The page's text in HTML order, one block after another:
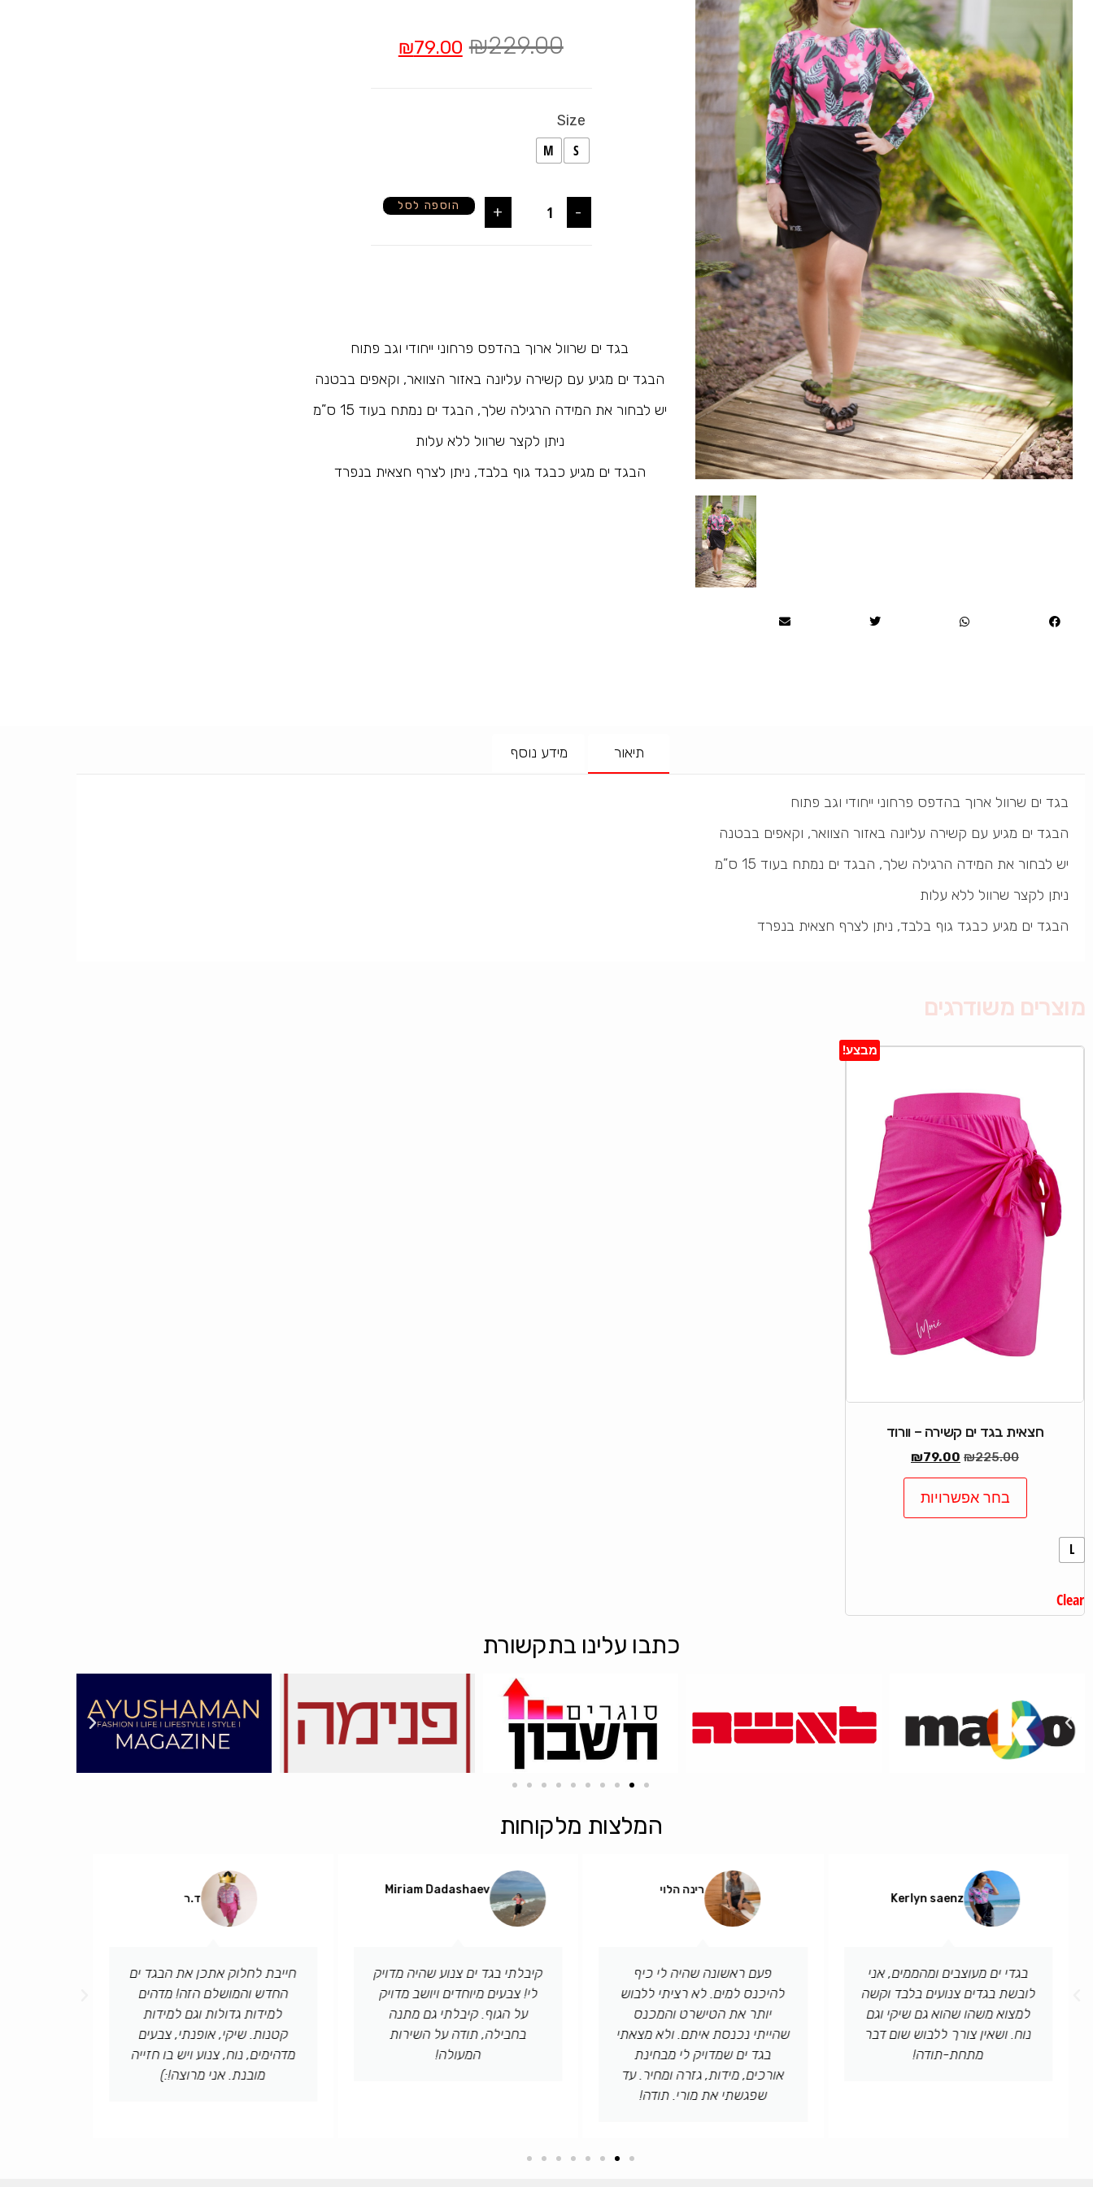
₪229.00
₪79.00
Size
S
M
-
+ הוספה לסל
בגד ים שרוול ארוך בהדפס פרחוני ייחודי וגב פתוח
הבגד ים מגיע עם קשירה עליונה באזור הצוואר, וקאפים בבטנה
יש לבחור את המידה הרגילה שלך, הבגד ים נמתח בעוד 15 ס”מ
ניתן לקצר שרוול ללא עלות
הבגד ים מגיע כבגד גוף בלבד, ניתן לצרף חצאית בנפרד
תיאור מידע נוסף
בגד ים שרוול ארוך בהדפס פרחוני ייחודי וגב פתוח
הבגד ים מגיע עם קשירה עליונה באזור הצוואר, וקאפים בבטנה
יש לבחור את המידה הרגילה שלך, הבגד ים נמתח בעוד 15 ס”מ
ניתן לקצר שרוול ללא עלות
הבגד ים מגיע כבגד גוף בלבד, ניתן לצרף חצאית בנפרד
מוצרים משודרגים
מבצע!
חצאית בגד ים קשירה – וורוד
₪225.00
₪79.00
בחר אפשרויות
L
Clear
כתבו עלינו בתקשורת
המלצות מלקוחות
בגדי ים מעוצבים ומהממים, אני
לובשת בגדים צנועים בלבד וקשה
למצוא משהו שהוא גם שיקי וגם
נוח. ושאין צורך ללבוש שום דבר
מתחת-תודה!
Kerlyn saenz
פעם ראשונה שהיה לי כיף
להיכנס למים. לא רציתי ללבוש
יותר את הטישרט והמכנס
שהייתי נכנסת איתם. ולא מצאתי
בגד ים שמדויק לי מבחינת
אורכים, מידות, גזרה ומחיר. עד
שפגשתי את מורי. תודה!
רינה הלוי
קיבלתי בגד ים צנוע שהיה מדויק
לי! צבעים מיוחדים ויושב מדויק
על הגוף. קיבלתי גם מתנה
בחבילה, תודה על השירות
המעולה!
Miriam Dadashaev
חייבת לחלוק אתכן את הבגד ים
החדש והמושלם הזה! מדהים
למידות גדולות וגם למידות
קטנות. שיקי, אופנתי, צבעים
מדהימים, נוח, צנוע ויש בו חזייה
מובנת. אני מרוצה!:)
ד.ר